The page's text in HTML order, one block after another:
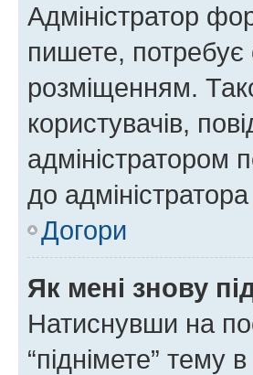
Адміністратор
пишете, потребує
розміщенням.
користувачів,
адміністратором
до
Догори
Як мені знову
Натиснувши на
“піднімете”